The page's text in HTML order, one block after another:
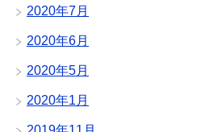
2020年7月
2020年6月
2020年5月
2020年1月